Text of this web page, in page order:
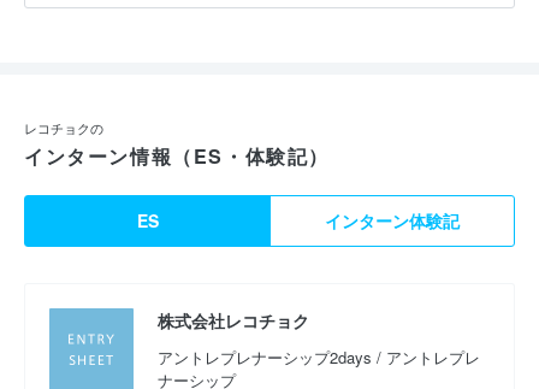
レコチョクの
インターン情報（ES・体験記）
ES インターン体験記
株式会社レコチョク
アントレプレナーシップ2days / アントレプレ
ナーシップ